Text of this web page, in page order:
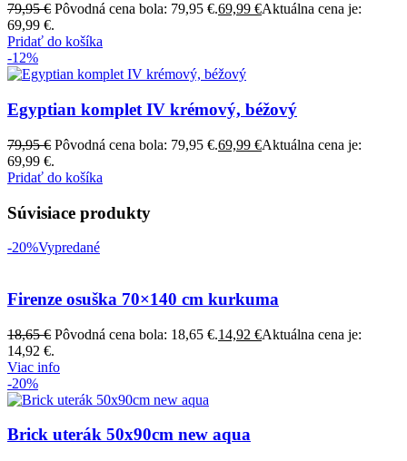
79,95€ Pôvodná cena bola: 79,95 €.69,99 €Aktuálna cena je:
69,99 €.
Pridať do košíka
-12%
Egyptian komplet IV krémový, béžový
79,95€ Pôvodná cena bola: 79,95 €.69,99 €Aktuálna cena je:
69,99 €.
Pridať do košíka
Súvisiace produkty
-20%Vypredané
Firenze osuška 70×140 cm kurkuma
18,65€ Pôvodná cena bola: 18,65 €.14,92 €Aktuálna cena je:
14,92 €.
Viac info
-20%
Brick uterák 50x90cm new aqua